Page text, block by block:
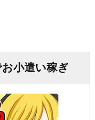
小遣い稼ぎ